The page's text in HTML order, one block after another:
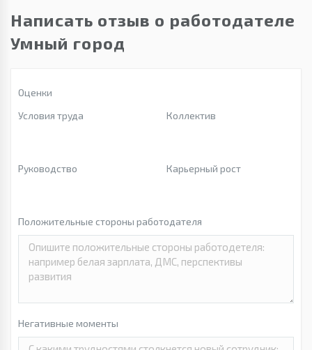
Написать отзыв о работодателе
Умный город
Оценки
Условия труда
Коллектив
Руководство Карьерный рост
Положительные стороны работодателя
Негативные моменты